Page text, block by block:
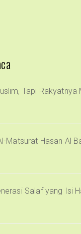
Tapi
Matsurat Hasan Al
Salaf yang Isi